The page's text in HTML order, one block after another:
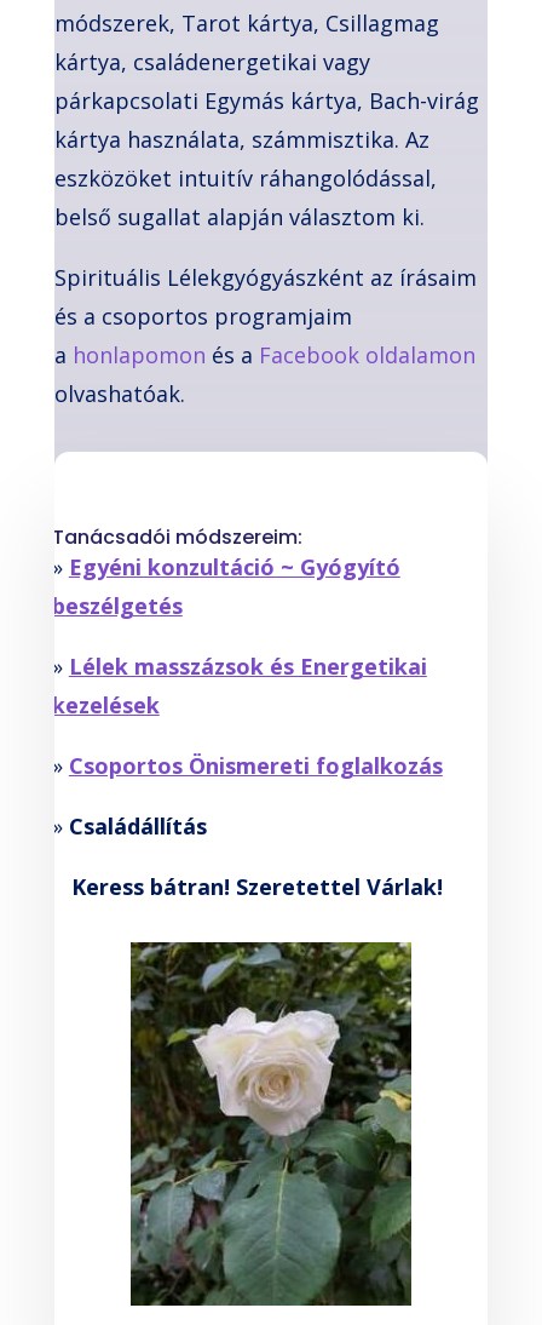
módszerek, Tarot kártya, Csillagmag
kártya, családenergetikai vagy
párkapcsolati Egymás kártya, Bach-virág
kártya használata, számmisztika. Az
eszközöket intuitív ráhangolódással,
belső sugallat alapján választom ki.
Spirituális Lélekgyógyászként az írásaim
és a csoportos programjaim
a honlapomon és a Facebook oldalamon
olvashatóak.
Tanácsadói módszereim:
» Egyéni konzultáció ~ Gyógyító
beszélgetés
» Lélek masszázsok és Energetikai
kezelések
» Csoportos Önismereti foglalkozás
»Családállítás
Keress bátran! Szeretettel Várlak!